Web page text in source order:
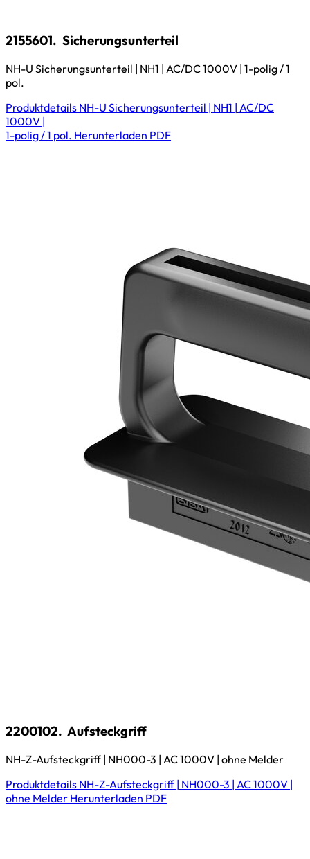
2155601. Sicherungsunterteil
NH-U Sicherungsunterteil | NH1 | AC/DC 1000V | 1-polig / 1
pol.
Produktdetails NH-U Sicherungsunterteil | NH1 | AC/DC
1000V |
1-polig / 1 pol. Herunterladen PDF
2200102. Aufsteckgriff
NH-Z-Aufsteckgriff | NH000-3 | AC 1000V | ohne Melder
Produktdetails NH-Z-Aufsteckgriff | NH000-3 | AC 1000V |
ohne Melder Herunterladen PDF